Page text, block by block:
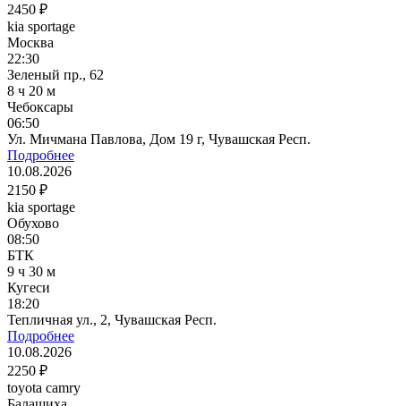
2450 ₽
kia sportage
Москва
22:30
Зеленый пр., 62
8 ч 20 м
Чебоксары
06:50
Ул. Мичмана Павлова, Дом 19 г, Чувашская Респ.
Подробнее
10.08.2026
2150 ₽
kia sportage
Обухово
08:50
БТК
9 ч 30 м
Кугеси
18:20
Тепличная ул., 2, Чувашская Респ.
Подробнее
10.08.2026
2250 ₽
toyota camry